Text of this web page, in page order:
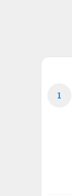
1